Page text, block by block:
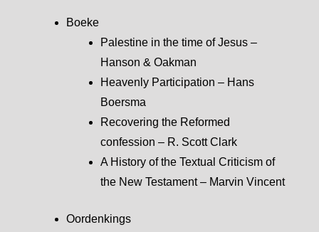
Boeke
Palestine in the time of Jesus –
Hanson & Oakman
Heavenly Participation – Hans
Boersma
Recovering the Reformed
confession – R. Scott Clark
A History of the Textual Criticism of
the New Testament – Marvin Vincent
Oordenkings